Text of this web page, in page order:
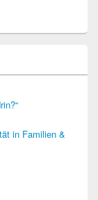
in Familien &